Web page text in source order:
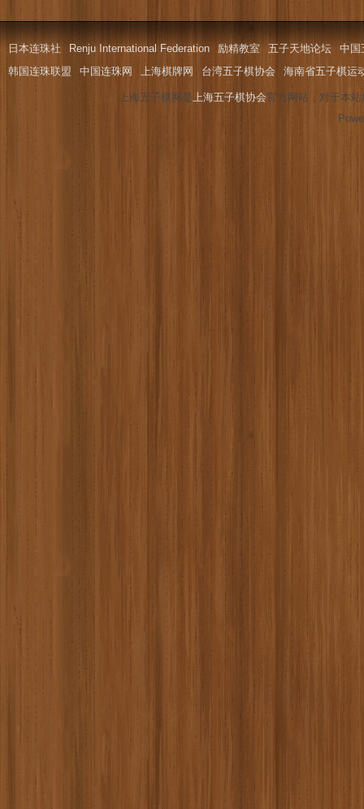
日本连珠社 Renju International Federation 励精教室 五子天地论坛
中国
韩国连珠联盟
中国连珠网 上海棋牌网 台湾五子棋协会 海南省五子棋运
上海五子棋网是上海五子棋协会官方网站，对于本